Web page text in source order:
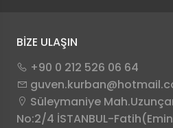
BİZE ULAŞIN
+90 0 212 526 06 64
Süleymaniye
No:2/4 İSTANBUL-